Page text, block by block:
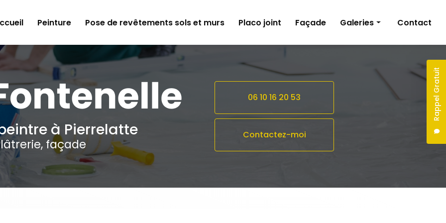
Rappel Gratuit
Peinture Pose de revêtements sols et murs Placo joint Façade Galeries
Pose de revêtements sols et murs
Contact
à Pierrelatte
façade
06 10 16 20 53
Contactez-moi